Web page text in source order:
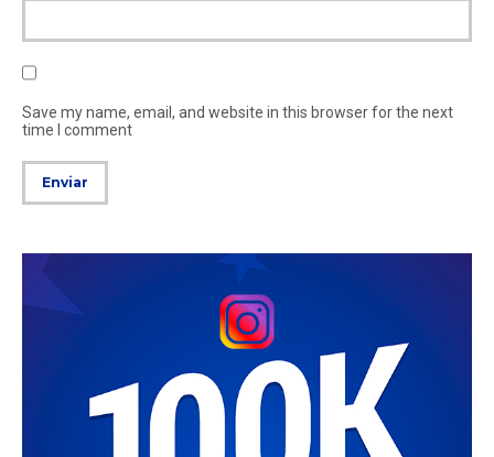
Save my name, email, and website in this browser for the next
time I comment